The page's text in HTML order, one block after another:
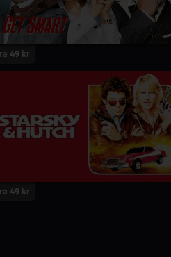
49 kr
49 kr